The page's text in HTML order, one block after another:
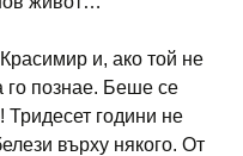
и, ако той не
познае. Беше се
години не
върху някого. От